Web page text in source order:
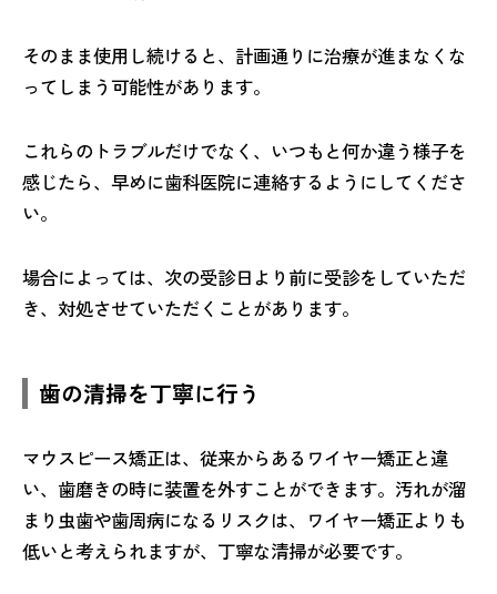
そのまま使用し続けると、計画通りに治療が進まなくな
ってしまう可能性があります。
これらのトラブルだけでなく、いつもと何か違う様子を
感じたら、早めに歯科医院に連絡するようにしてくださ
い。
場合によっては、次の受診日より前に受診をしていただ
き、対処させていただくことがあります。
歯の清掃を丁寧に行う
マウスピース矯正は、従来からあるワイヤー矯正と違
い、歯磨きの時に装置を外すことができます。汚れが溜
まり虫歯や歯周病になるリスクは、ワイヤー矯正よりも
低いと考えられますが、丁寧な清掃が必要です。